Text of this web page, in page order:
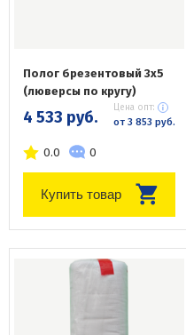
Полог брезентовый 3х5
(люверсы по кругу)
4 533 руб. Цена опт:
от 3 853 руб.
0.0 0
Купить товар